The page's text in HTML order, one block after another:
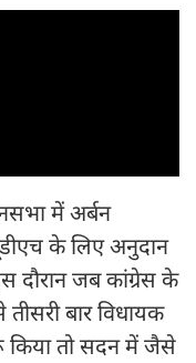
में अर्बन
के लिए अनुदान
दौरान जब कांग्रेस के
बार विधायक
किया तो सदन में जैसे